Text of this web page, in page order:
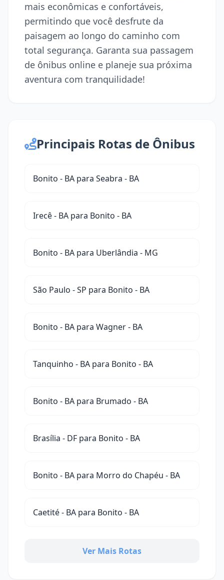
mais econômicas e confortáveis,
permitindo que você desfrute da
paisagem ao longo do caminho com
total segurança. Garanta sua passagem
de ônibus online e planeje sua próxima
aventura com tranquilidade!
Principais Rotas de Ônibus
Bonito - BA para Seabra - BA
Irecê - BA para Bonito - BA
Bonito - BA para Uberlândia - MG
São Paulo - SP para Bonito - BA
Bonito - BA para Wagner - BA
Tanquinho - BA para Bonito - BA
Bonito - BA para Brumado - BA
Brasília - DF para Bonito - BA
Bonito - BA para Morro do Chapéu - BA
Caetité - BA para Bonito - BA
Ver Mais Rotas